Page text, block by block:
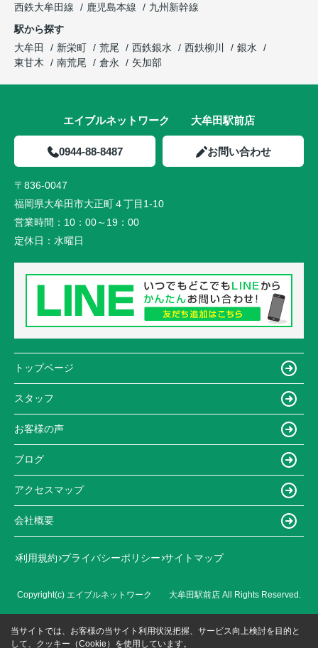
西鉄大牟田線
鹿児島本線
九州新幹線
駅から探す
大牟田
新栄町 荒尾 西鉄銀水 西鉄柳川
銀水
東甘木
南荒尾 倉永 矢加部
エイブルネットワーク 大牟田駅前店
0944-88-8487 お問い合わせ
〒836-0047
福岡県大牟田市大正町４丁目1-10
営業時間： 10：00～19：00
定休日： 水曜日
トップページ
スタッフ
お客様の声
ブログ
アクセスマップ
会社概要
利用規約 プライバシーポリシー サイトマップ
Copyright(c) エイブルネットワーク 大牟田駅前店 All Rights Reserved.
当サイトでは、お客様の当サイト利用状況把握、サービス向上検討を目的と
して、クッキー（Cookie）を使用しています。